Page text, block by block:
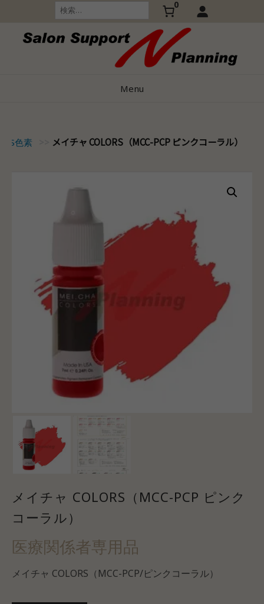
content
検
索:
0
Menu
色素 メイチャ COLORS（MCC-PCP ピンクコーラル）
メイチャ COLORS（MCC-PCP ピンク
コーラル）
医療関係者専用品
メイチャ COLORS（MCC-PCP/ピンクコーラル）